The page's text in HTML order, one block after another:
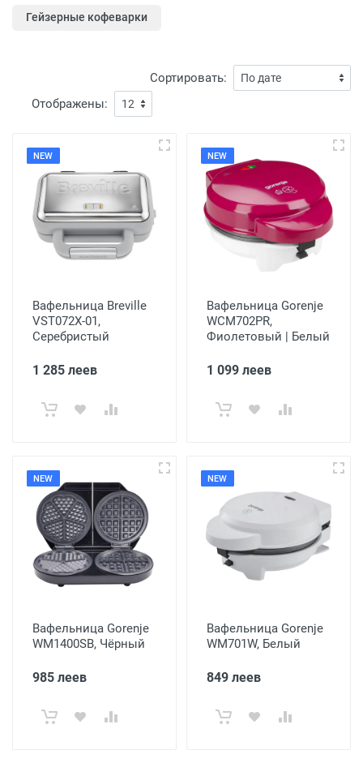
Гейзерные кофеварки
Сортировать:
Отображены:
NEW
Вафельница Breville
VST072X-01,
Серебристый
1 285 леев
NEW
Вафельница Gorenje
WCM702PR,
Фиолетовый | Белый
1 099 леев
NEW
Вафельница Gorenje
WM1400SB, Чёрный
985 леев
NEW
Вафельница Gorenje
WM701W, Белый
849 леев